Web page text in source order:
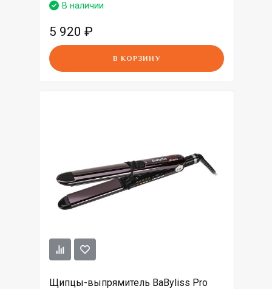
В наличии
5 920 ₽
В КОРЗИНУ
Щипцы-выпрямитель BaByliss Pro